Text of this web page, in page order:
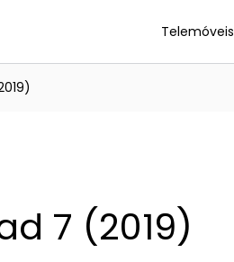
Telemóveis
7 (2019)